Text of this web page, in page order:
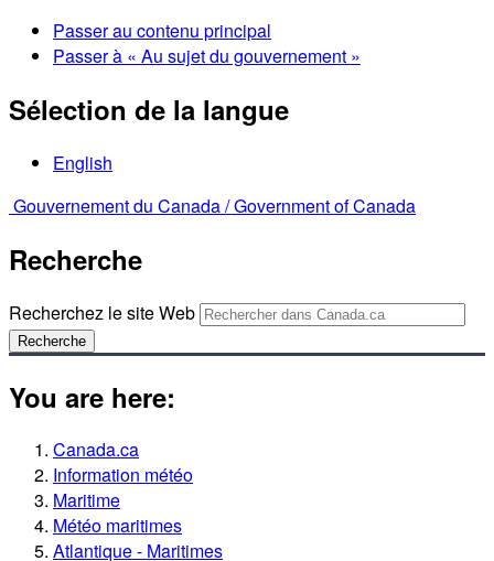
Passer au contenu principal
Passer à « Au sujet du gouvernement »
Sélection de la langue
English
Gouvernement du Canada /Government of Canada
Recherche
Recherchez le site Web
Recherche
You are here:
Canada.ca
Information météo
Maritime
Météo maritimes
Atlantique - Maritimes